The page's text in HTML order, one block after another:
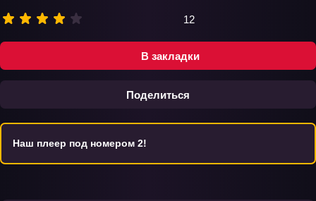
В закладки
Поделиться
12
Наш плеер под номером 2!